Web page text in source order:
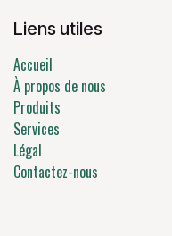
Liens utiles
Accueil
À propos de nous
Produits
Services
Légal
Contactez-nous